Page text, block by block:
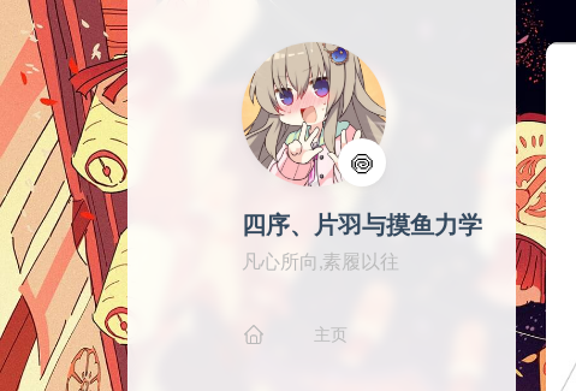
🍥
四序、片羽与摸鱼力学
凡心所向,素履以往
主页